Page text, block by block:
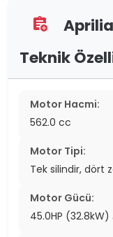
assignment_add
Teknik
Motor Hacmi:
562.0 cc
Motor Tipi:
Tek silindir, dört
Motor Gücü:
45.0HP (32.8kW)